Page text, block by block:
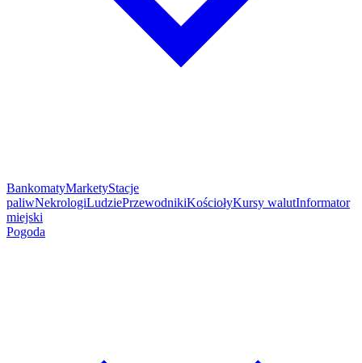
BankomatyMarketyStacje
paliwNekrologiLudziePrzewodnikiKościołyKursy walutInformator
miejski
Pogoda